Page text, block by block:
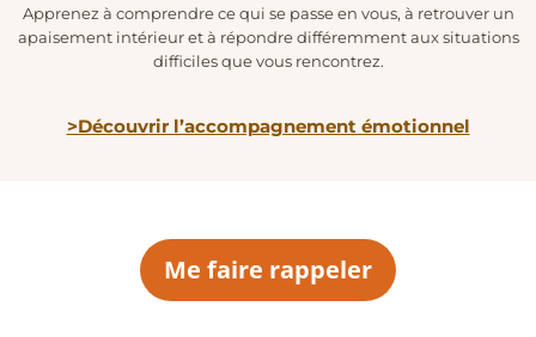
Apprenez à comprendre ce qui se passe en vous, à retrouver un
apaisement intérieur et à répondre différemment aux situations
difficiles que vous rencontrez.
>Découvrir l’accompagnement émotionnel
Me faire rappeler